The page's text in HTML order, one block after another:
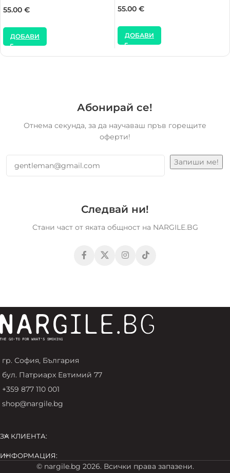
55.00 €
ДОБАВИ
55.00 €
ДОБАВИ
Абонирай се!
Отнема секунда, за да научаваш пръв горещите
оферти!
Следвай ни!
Стани част от яката общност на NARGILE.BG
гр. София, България
бул. Патриарх Евтимий 77
+359 877 110 001
shop@nargile.bg
ЗА КЛИЕНТА:
ИНФОРМАЦИЯ:
© nargile.bg 2026. Всички права запазени.